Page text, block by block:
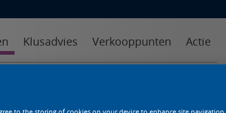
Klusadvies Verkooppunten Actie